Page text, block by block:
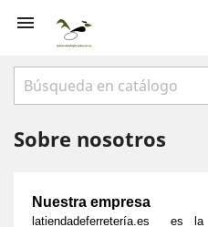

Sobre nosotros
Nuestra empresa
latiendadeferretería.es es